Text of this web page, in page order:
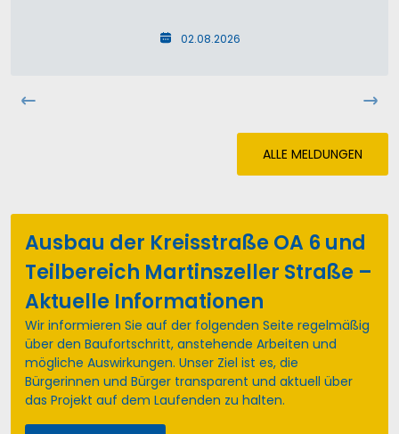
02.08.2026
ALLE MELDUNGEN
Ausbau der Kreisstraße OA 6 und
Teilbereich Martinszeller Straße –
Aktuelle Informationen
Wir informieren Sie auf der folgenden Seite regelmäßig
über den Baufortschritt, anstehende Arbeiten und
mögliche Auswirkungen. Unser Ziel ist es, die
Bürgerinnen und Bürger transparent und aktuell über
das Projekt auf dem Laufenden zu halten.